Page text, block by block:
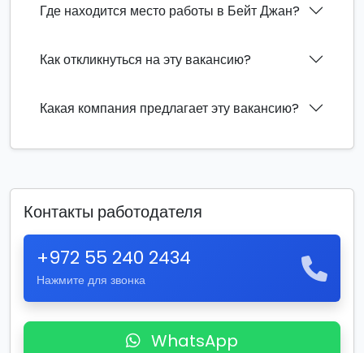
Где находится место работы в Бейт Джан?
Как откликнуться на эту вакансию?
Какая компания предлагает эту вакансию?
Контакты работодателя
+972 55 240 2434
Нажмите для звонка
WhatsApp